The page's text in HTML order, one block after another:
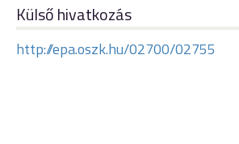
Külső hivatkozás
http://epa.oszk.hu/02700/02755